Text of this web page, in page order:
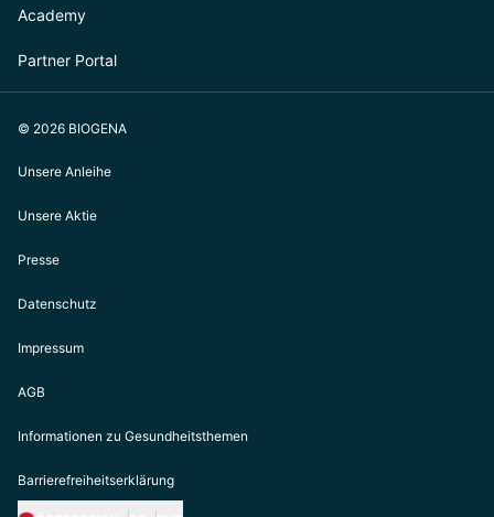
Academy
Partner Portal
© 2026 BIOGENA
Unsere Anleihe
Unsere Aktie
Presse
Datenschutz
Impressum
AGB
Informationen zu Gesundheitsthemen
Barrierefreiheitserklärung